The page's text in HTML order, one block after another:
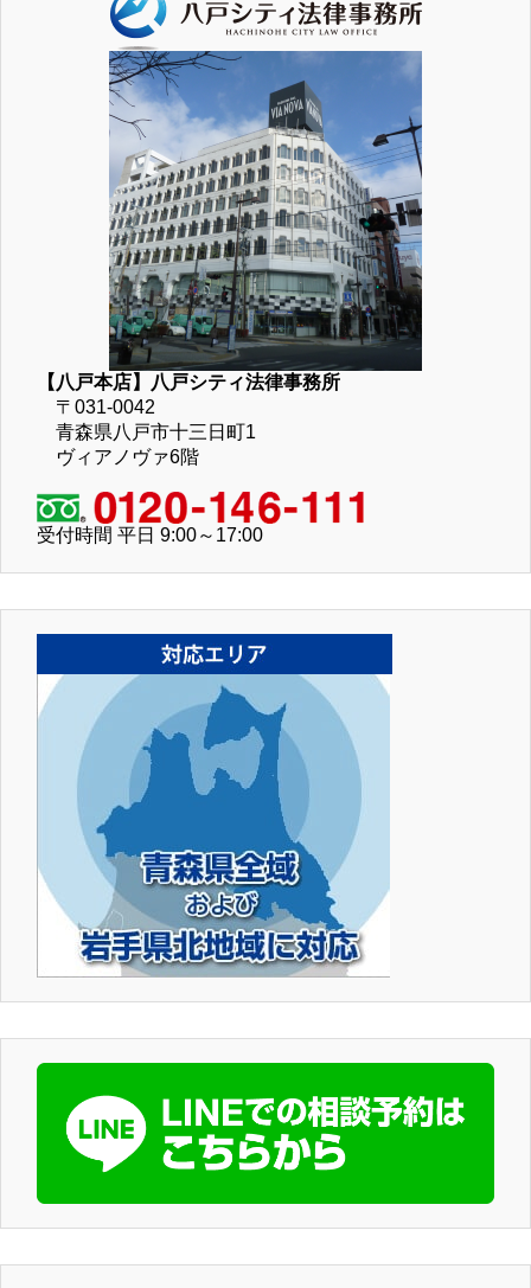
【八戸本店】八戸シティ法律事務所
〒031-0042
青森県八戸市十三日町1
ヴィアノヴァ6階
受付時間 平日 9:00～17:00